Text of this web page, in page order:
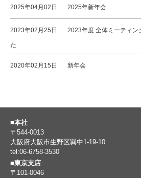
2025年04月02日 2025年新年会
2023年02月25日 2023年度 全体ミーティン
た
2020年02月15日 新年会
■本社
〒544-0013
大阪府大阪市生野区巽中1-19-10
tel:06-6758-3530
■東京支店
〒101-0046